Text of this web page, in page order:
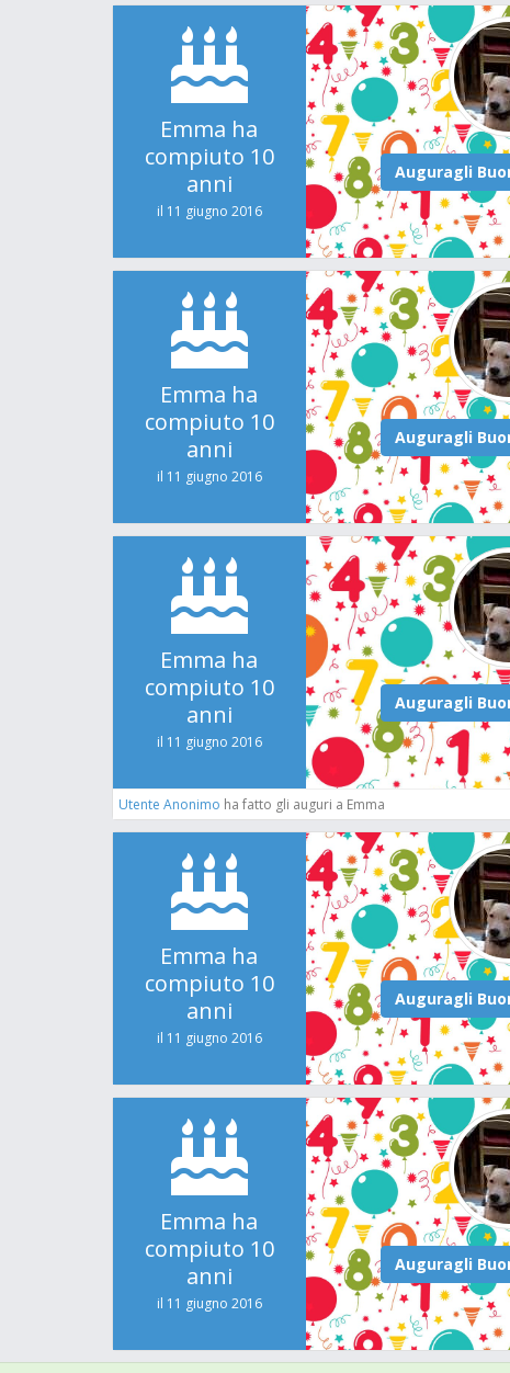
Emma ha
compiuto 10
anni
il 11 giugno 2016
Emma ha
compiuto 10
anni
il 11 giugno 2016
Emma ha
compiuto 10
anni
il 11 giugno 2016
Utente Anonimo ha fatto gli auguri a Emma
Emma ha
compiuto 10
anni
il 11 giugno 2016
Emma ha
compiuto 10
anni
il 11 giugno 2016